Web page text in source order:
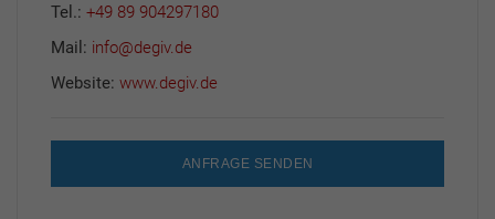
Tel.: +49 89 904297180
Mail: info@degiv.de
Website: www.degiv.de
ANFRAGE SENDEN